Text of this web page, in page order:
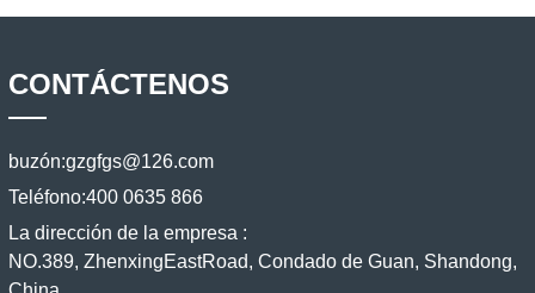
CONTÁCTENOS
buzón:gzgfgs@126.com
Teléfono:400 0635 866
La dirección de la empresa :
NO.389, ZhenxingEastRoad, Condado de Guan, Shandong,